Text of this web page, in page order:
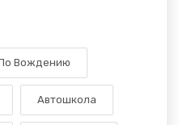
Вождению
Автошкола